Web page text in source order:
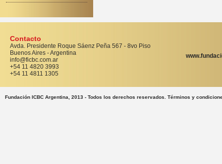
Contacto
Avda. Presidente Roque Sáenz Peña 567 - 8vo Piso
Buenos Aires - Argentina
info@ficbc.com.ar
+54 11 4820 3993
+54 11 4811 1305
Fundación ICBC Argentina, 2013 - Todos los derechos reservados. Términos y